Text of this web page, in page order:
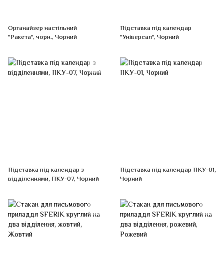
Органайзер настільний
"Ракета", чорн., Чорний
Підставка під календар
"Універсал", Чорний
Підставка під календар з
відділеннями, ПКУ-07, Чорний
Підставка під календар ПКУ-01,
Чорний